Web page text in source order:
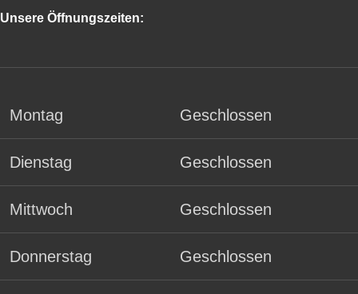
Unsere Öffnungszeiten:
Montag Geschlossen
Dienstag Geschlossen
Mittwoch Geschlossen
Donnerstag Geschlossen